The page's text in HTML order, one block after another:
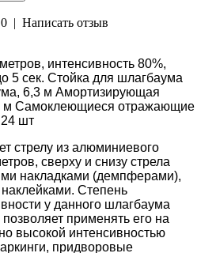
| Написать отзыв
интенсивность 80%,
5 сек. Стойка для шлагбаума
6,3 м Амортизирующая
м Самоклеющиеся отражающие
шт
стрелу из алюминиевого
сверху и снизу стрела
накладками (демпферами),
Степень
у данного шлагбаума
применять его на
высокой интенсивностью
придворовые